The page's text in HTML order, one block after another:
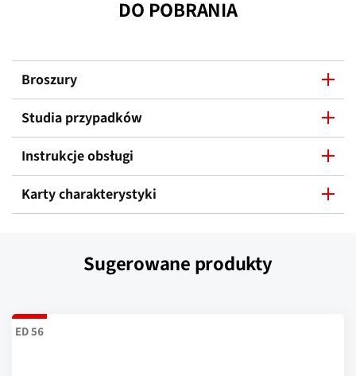
DO POBRANIA
Broszury
Studia przypadków
Instrukcje obsługi
Karty charakterystyki
Sugerowane produkty
ED 56